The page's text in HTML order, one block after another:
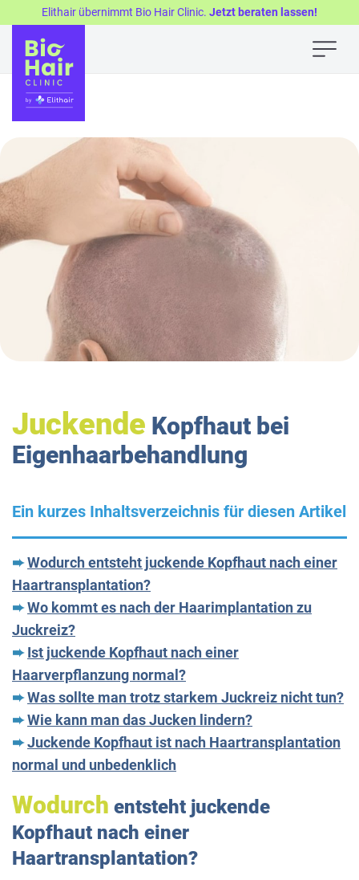
Elithair übernimmt Bio Hair Clinic. Jetzt beraten lassen!
Juckende Kopfhaut bei
Eigenhaarbehandlung
Ein kurzes Inhaltsverzeichnis für diesen Artikel
➨Wodurch entsteht juckende Kopfhaut nach einer
Haartransplantation?
➨Wo kommt es nach der Haarimplantation zu
Juckreiz?
➨Ist juckende Kopfhaut nach einer
Haarverpflanzung normal?
➨Was sollte man trotz starkem Juckreiz nicht tun?
➨Wie kann man das Jucken lindern?
➨Juckende Kopfhaut ist nach Haartransplantation
normal und unbedenklich
Wodurch entsteht juckende
Kopfhaut nach einer
Haartransplantation?